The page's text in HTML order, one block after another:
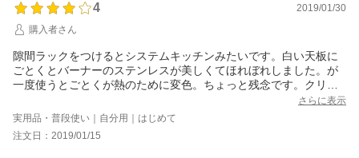
4
2019/01/30
購入者さん
隙間ラックをつけるとシステムキッチンみたいです。白い天板に
ごとくとバーナーのステンレスが美しくてほれぼれしました。が
一度使うとごとくが熱のために変色。ちょっと残念です。クリー
ナーを買い足しました。いろいろな機能が充実していますが、覚
えるのが大変です。専用のものを買いそろえると、結構な金額に
なりました。その分使いこなさないと。
さらに表示
実用品・普段使い｜自分用｜はじめて
注文日：2019/01/15